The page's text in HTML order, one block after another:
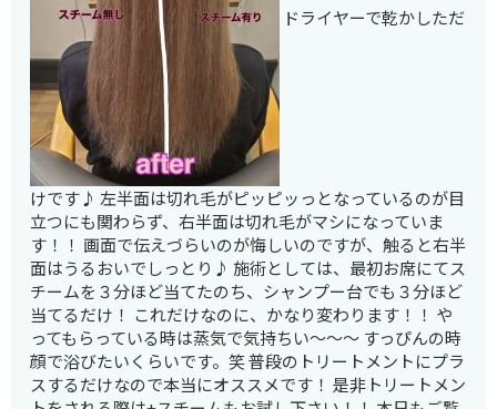
ドライヤーで乾かしただ
けです♪ 左半面は切れ毛がピッピッっとなっているのが目
立つにも関わらず、右半面は切れ毛がマシになっていま
す！！ 画面で伝えづらいのが悔しいのですが、触ると右半
面はうるおいでしっとり♪ 施術としては、最初お席にてス
チームを３分ほど当てたのち、シャンプー台でも３分ほど
当てるだけ！ これだけなのに、かなり変わります！！ や
ってもらっている時は蒸気で気持ちい～～～ すっぴんの時
顔で浴びたいくらいです。笑 普段のトリートメントにプラ
スするだけなので本当にオススメです！ 是非トリートメン